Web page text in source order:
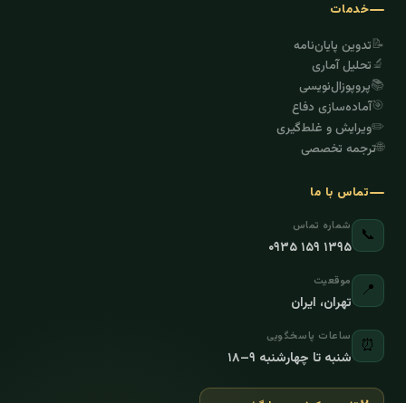
خدمات
📝تدوین پایان‌نامه
🔬تحلیل آماری
📚پروپوزال‌نویسی
🎯آماده‌سازی دفاع
✏️ویرایش و غلط‌گیری
🌐ترجمه تخصصی
تماس با ما
📞 شماره تماس
۰۹۳۵ ۱۵۹ ۱۳۹۵
📍 موقعیت
تهران، ایران
⏰ ساعات پاسخگویی
شنبه تا چهارشنبه ۹–۱۸